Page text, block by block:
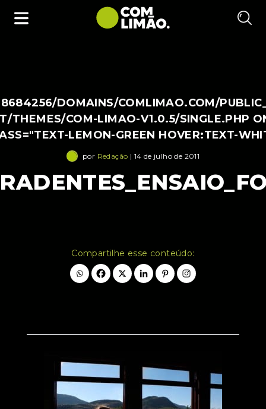
DOMAINS/COMLIMAO.COM/
THEMES/COM-LIMAO-V1.0.5/SINGLE.PHP
LEMON-GREEN HOVER:TEXT-
por Redação | 14 de julho de 2011
Compartilhe esse conteúdo: